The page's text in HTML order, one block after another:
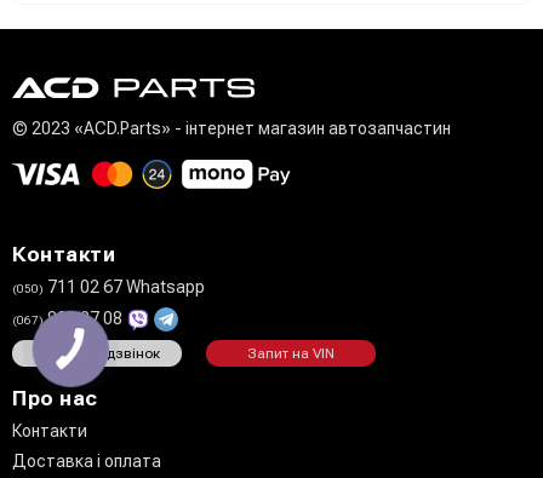
© 2023 «ACD.Parts» - інтернет магазин автозапчастин
Контакти
(050) 711 02 67 Whatsapp
(067)808 27 08
Замовити дзвінок Запит на VIN
Про нас
Контакти
Доставка і оплата